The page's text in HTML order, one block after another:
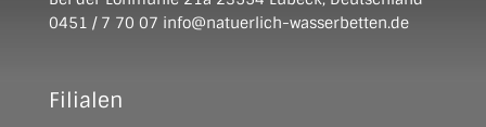
0451 / 7 70 07 info@natuerlich-wasserbetten.de
Filialen